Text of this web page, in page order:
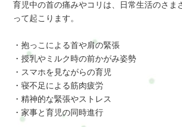
育児中の首の痛みやコリは、日常生活のさま
って起こります。
・抱っこによる首や肩の緊張
・授乳やミルク時の前かがみ姿勢
・スマホを見ながらの育児
・寝不足による筋肉疲労
・精神的な緊張やストレス
・家事と育児の同時進行